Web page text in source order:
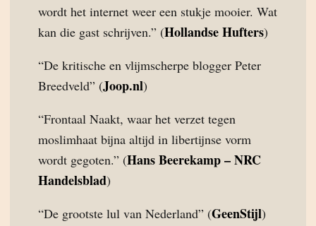
wordt het internet weer een stukje mooier. Wat
kan die gast schrijven.” (Hollandse Hufters)
“De kritische en vlijmscherpe blogger Peter
Breedveld” (Joop.nl)
“Frontaal Naakt, waar het verzet tegen
moslimhaat bijna altijd in libertijnse vorm
wordt gegoten.” (Hans Beerekamp – NRC
Handelsblad)
“De grootste lul van Nederland” (GeenStijl)